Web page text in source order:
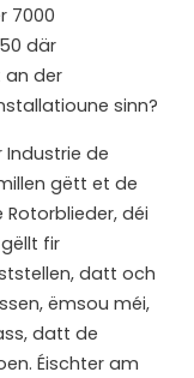
7000
där
an der
sinn?
de
gëtt et de
déi
fir
datt och
ëmsou méi,
datt de
Éischter am